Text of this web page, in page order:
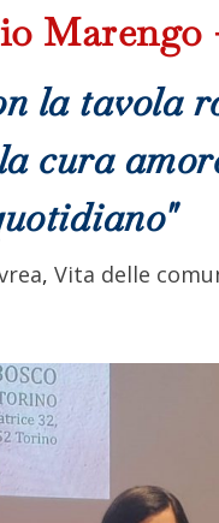
Marengo
la tavola
cura
, Vita delle